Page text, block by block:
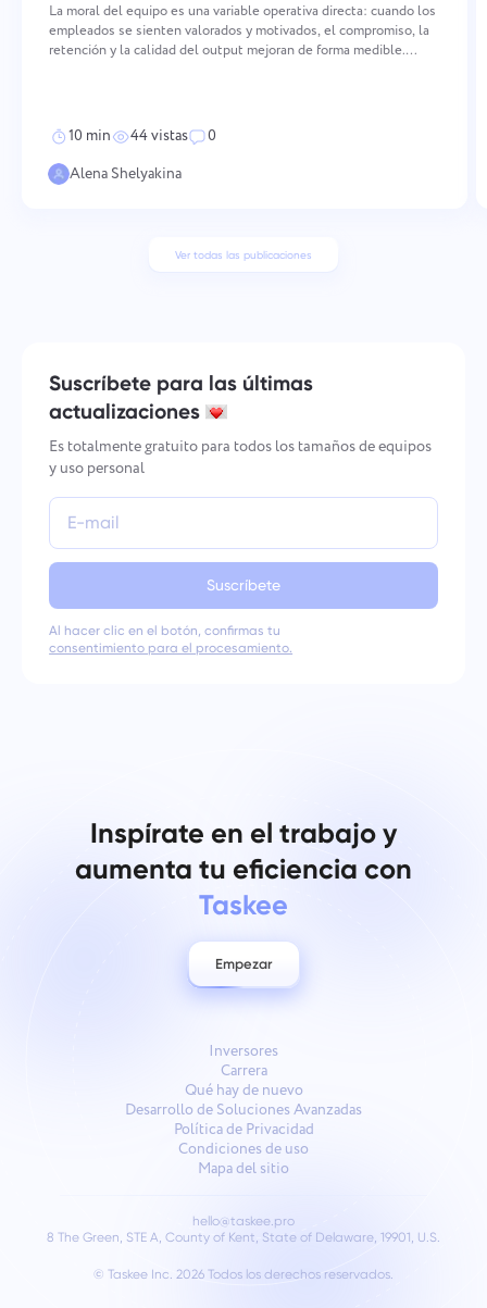
La moral del equipo es una variable operativa directa: cuando los
empleados se sienten valorados y motivados, el compromiso, la
retención y la calidad del output mejoran de forma medible.
10 min 44 vistas
0
Alena Shelyakina
Ver todas las publicaciones
Suscríbete para las últimas
actualizaciones
Es totalmente gratuito para todos los tamaños de equipos
y uso personal
Suscríbete
Al hacer clic en el botón, confirmas tu
consentimiento para el procesamiento.
Inspírate en el trabajo y
aumenta tu eficiencia con
Taskee
Empezar
Inversores
Carrera
Qué hay de nuevo
Desarrollo de Soluciones Avanzadas
Política de Privacidad
Condiciones de uso
Mapa del sitio
© Taskee Inc. 2026 Todos los derechos reservados.
hello@taskee.pro
8 The Green, STE A, County of Kent, State of Delaware, 19901, U.S.